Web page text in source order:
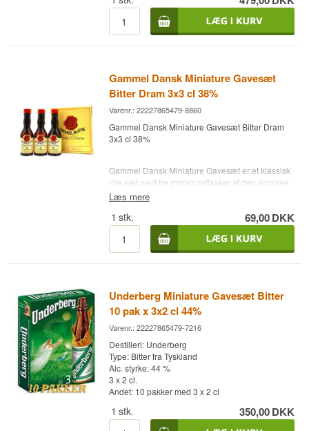
velkendte bitter Underberg. Kalenderen
indeholder 24 små flasker Underberg, hver
designet til at blive åbnet dag for dag fra 1.
december frem til juleaften.
Type: Bitter fra Tyskland
Alc. styrke: 44%
24 x 2 cl.
Andet: Inkl. læderbælte
Gammel Dansk Miniature Gavesæt
Bitter Dram 3x3 cl 38%
Varenr.: 22227865479-8860
Gammel Dansk Miniature Gavesæt Bitter Dram
3x3 cl 38%
Gammel Dansk Miniature Gavesæt er et klassisk
lille sæt med tre miniatureflasker af den ikoniske
danske bitter, perfekt som gave, smagsprøve eller
til dem der elsker den karakteristiske krydrede
stil. Hver flaske rummer den velkendte
kombination af urter, rødder og krydderier, som
giver Gammel Dansk sin markante, tørre og
aromatiske profil. Smagen er intens, varm og
Sættet er oplagt som en lille værtindegave, til
samlere eller som en introduktion til den
klassiske danske bittertradition. Perfekt til at nyde
afkølet, som morgenbitter eller som et krydret
indslag i cocktails med bitterdram.
Destilleri: Gammel Dansk
Type: Dansk Bitter Dram
Alc. styrke: 38 %
3 x 3 cl.
Læs mere
1 stk. 69,00DKK
Underberg Miniature Gavesæt Bitter
10 pak x 3x2 cl 44%
Varenr.: 22227865479-7216
Destilleri: Underberg
Type: Bitter fra Tyskland
Alc. styrke: 44 %
3 x 2 cl.
Andet: 10 pakker med 3 x 2 cl
1 stk. 350,00DKK